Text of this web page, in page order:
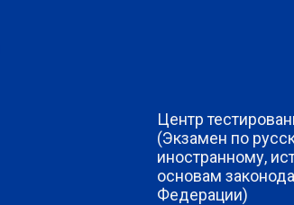
Центр
(Экзамен по
иностранному,
основам
Федерации)